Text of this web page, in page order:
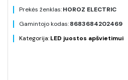
Prekės ženklas:HOROZ ELECTRIC
Gamintojo kodas:8683684202469
Kategorija:LED juostos apšvietimui